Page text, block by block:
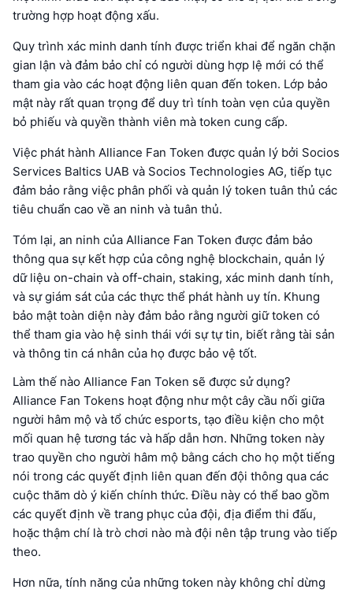
trường hợp hoạt động xấu.
Quy trình xác minh danh tính được triển khai để ngăn chặn
gian lận và đảm bảo chỉ có người dùng hợp lệ mới có thể
tham gia vào các hoạt động liên quan đến token. Lớp bảo
mật này rất quan trọng để duy trì tính toàn vẹn của quyền
bỏ phiếu và quyền thành viên mà token cung cấp.
Việc phát hành Alliance Fan Token được quản lý bởi Socios
Services Baltics UAB và Socios Technologies AG, tiếp tục
đảm bảo rằng việc phân phối và quản lý token tuân thủ các
tiêu chuẩn cao về an ninh và tuân thủ.
Tóm lại, an ninh của Alliance Fan Token được đảm bảo
thông qua sự kết hợp của công nghệ blockchain, quản lý
dữ liệu on-chain và off-chain, staking, xác minh danh tính,
và sự giám sát của các thực thể phát hành uy tín. Khung
bảo mật toàn diện này đảm bảo rằng người giữ token có
thể tham gia vào hệ sinh thái với sự tự tin, biết rằng tài sản
và thông tin cá nhân của họ được bảo vệ tốt.
Làm thế nào Alliance Fan Token sẽ được sử dụng?
Alliance Fan Tokens hoạt động như một cây cầu nối giữa
người hâm mộ và tổ chức esports, tạo điều kiện cho một
mối quan hệ tương tác và hấp dẫn hơn. Những token này
trao quyền cho người hâm mộ bằng cách cho họ một tiếng
nói trong các quyết định liên quan đến đội thông qua các
cuộc thăm dò ý kiến chính thức. Điều này có thể bao gồm
các quyết định về trang phục của đội, địa điểm thi đấu,
hoặc thậm chí là trò chơi nào mà đội nên tập trung vào tiếp
theo.
Hơn nữa, tính năng của những token này không chỉ dừng